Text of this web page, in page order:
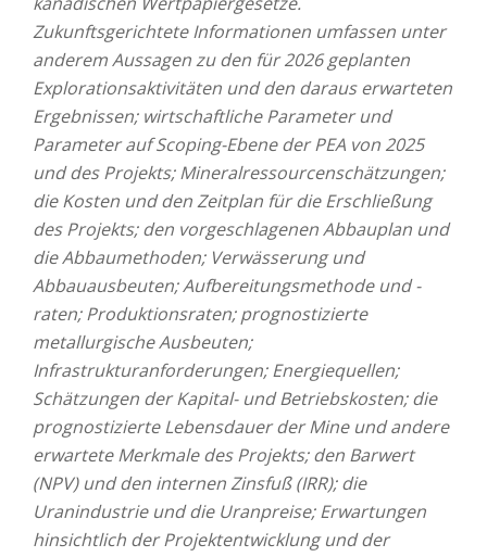
Zukunftsgerichtete Informationen umfassen unter
anderem Aussagen zuden für 2026 geplanten
Explorationsaktivitäten und den daraus erwarteten
Ergebnissen; wirtschaftliche Parameter und
Parameter auf Scoping-Ebene der PEA von 2025
und des Projekts; Mineralressourcenschätzungen;
die Kosten und den Zeitplan für die Erschließung
des Projekts; den vorgeschlagenen Abbauplan und
die Abbaumethoden; Verwässerung und
Abbauausbeuten; Aufbereitungsmethode und -
raten; Produktionsraten; prognostizierte
metallurgische Ausbeuten;
Infrastrukturanforderungen; Energiequellen;
Schätzungen der Kapital- und Betriebskosten; die
prognostizierte Lebensdauer der Mine und andere
erwartete Merkmale des Projekts; den Barwert
(NPV) und den internen Zinsfuß (IRR); die
Uranindustrie und die Uranpreise; Erwartungen
hinsichtlich der Projektentwicklung und der